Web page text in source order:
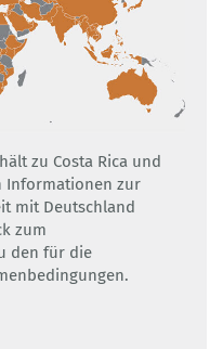
zu Costa Rica und
Informationen zur
mit Deutschland
zum
den für die